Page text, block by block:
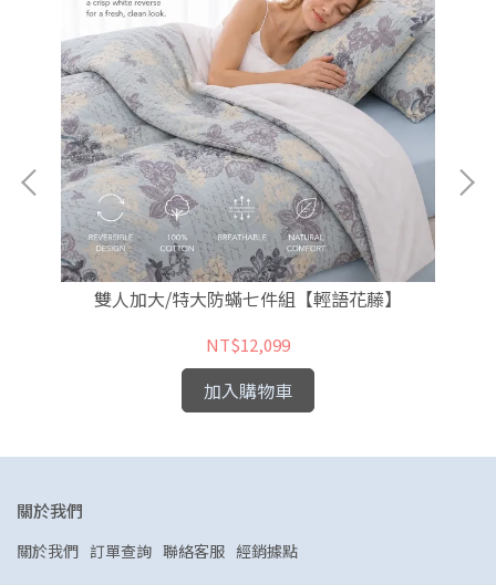
雙人加大/特大防蟎七件組【輕語花藤】
NT$12,099
加入購物車
關於我們
關於我們 訂單查詢 聯絡客服 經銷據點